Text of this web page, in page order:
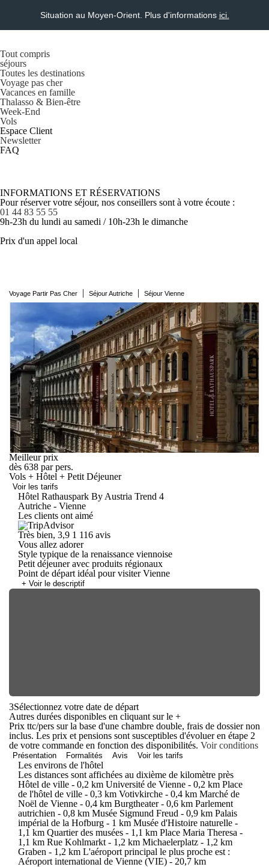
Situation au Moyen-Orient. Plus d'informations ici.
Tout compris
séjours
Toutes les destinations
Voyage pas cher
Vacances en famille
Thalasso & Bien-être
Week-End
Vols
Espace Client
Newsletter
FAQ
INFORMATIONS ET RÉSERVATIONS
Pour réserver votre séjour, nos conseillers sont à votre écoute :
01 44 83 55 55
9h-23h du lundi au samedi / 10h-23h le dimanche
Prix d'un appel local
Voyage Partir Pas Cher | Séjour Autriche | Séjour Vienne
Meilleur prix
dès 638 par pers.
Vols + Hôtel + Petit Déjeuner
Voir les tarifs
Hôtel Rathauspark By Austria Trend 4
Autriche - Vienne
Les clients ont aimé
Très bien, 3,9 1 116 avis
Vous allez adorer
Style typique de la renaissance viennoise
Petit déjeuner avec produits régionaux
Point de départ idéal pour visiter Vienne
+ Voir le descriptif
3Sélectionnez votre date de départ
Autres durées disponibles en cliquant sur le +
Prix ttc/pers sur la base d'une chambre double, frais de dossier non
inclus. Les prix et pensions sont susceptibles d'évoluer en étape 2
de votre commande en fonction des disponibilités. Voir conditions
Présentation Formalités Avis Voir les tarifs
Les environs de l'hôtel
Les distances sont affichées au dixième de kilomètre près
Hôtel de ville - 0,2 km Université de Vienne - 0,2 km Place
de l'hôtel de ville - 0,3 km Votivkirche - 0,4 km Marché de
Noël de Vienne - 0,4 km Burgtheater - 0,6 km Parlement
autrichien - 0,8 km Musée Sigmund Freud - 0,9 km Palais
impérial de la Hofburg - 1 km Musée d'Histoire naturelle -
1,1 km Quartier des musées - 1,1 km Place Maria Theresa -
1,1 km Rue Kohlmarkt - 1,2 km Michaelerplatz - 1,2 km
Graben - 1,2 km L'aéroport principal le plus proche est :
Aéroport international de Vienne (VIE) - 20,7 km